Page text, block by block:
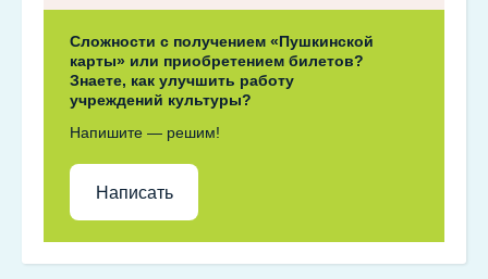
Сложности с получением «Пушкинской
карты» или приобретением билетов?
Знаете, как улучшить работу
учреждений культуры?
Напишите — решим!
Написать